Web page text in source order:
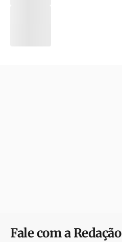
Fale com a Redação